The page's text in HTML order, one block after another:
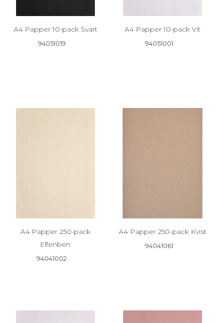
A4 Papper 10-pack Svart
94051019
A4 Papper 10-pack Vit
94051001
A4 Papper 250-pack
Elfenben
94041002
A4 Papper 250-pack Kvist
94041061